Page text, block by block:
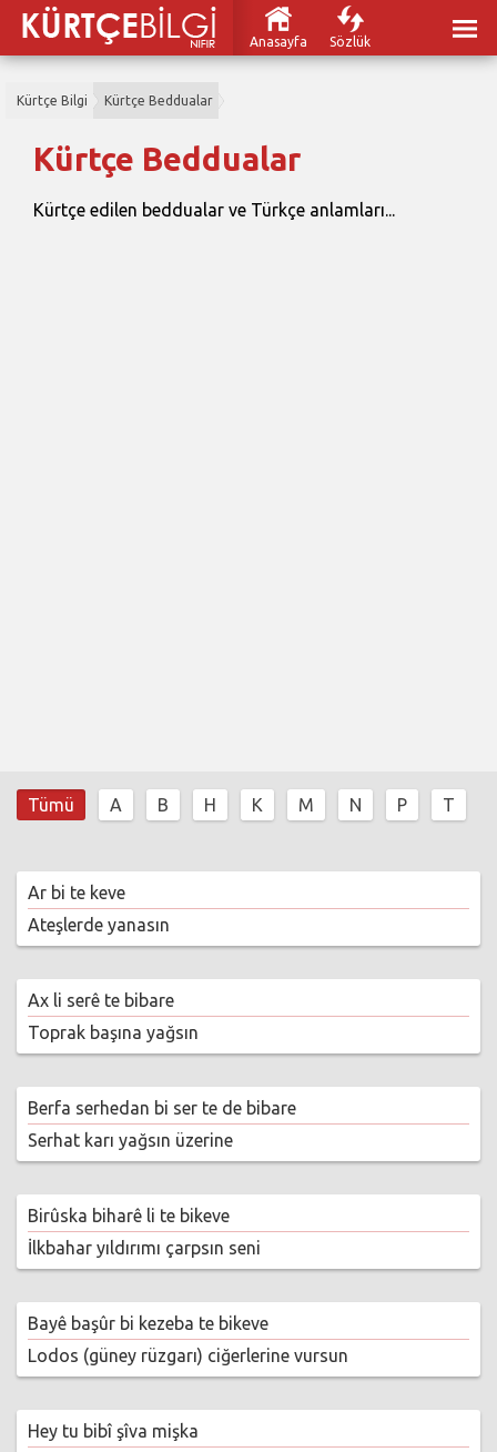
Anasayfa Sözlük
Kürtçe Bilgi Kürtçe Beddualar
Kürtçe Beddualar
Kürtçe edilen beddualar ve Türkçe anlamları...
Tümü A B H K M N P T
Ar bi te keve
Ateşlerde yanasın
Ax li serê te bibare
Toprak başına yağsın
Berfa serhedan bi ser te de bibare
Serhat karı yağsın üzerine
Birûska biharê li te bikeve
İlkbahar yıldırımı çarpsın seni
Bayê başûr bi kezeba te bikeve
Lodos (güney rüzgarı) ciğerlerine vursun
Hey tu bibî şîva mişka